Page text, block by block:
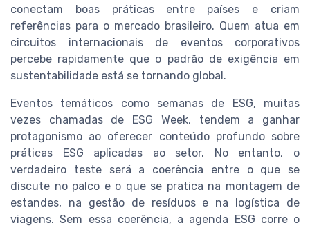
conectam boas práticas entre países e criam
referências para o mercado brasileiro. Quem atua em
circuitos internacionais de eventos corporativos
percebe rapidamente que o padrão de exigência em
sustentabilidade está se tornando global.
Eventos temáticos como semanas de ESG, muitas
vezes chamadas de ESG Week, tendem a ganhar
protagonismo ao oferecer conteúdo profundo sobre
práticas ESG aplicadas ao setor. No entanto, o
verdadeiro teste será a coerência entre o que se
discute no palco e o que se pratica na montagem de
estandes, na gestão de resíduos e na logística de
viagens. Sem essa coerência, a agenda ESG corre o